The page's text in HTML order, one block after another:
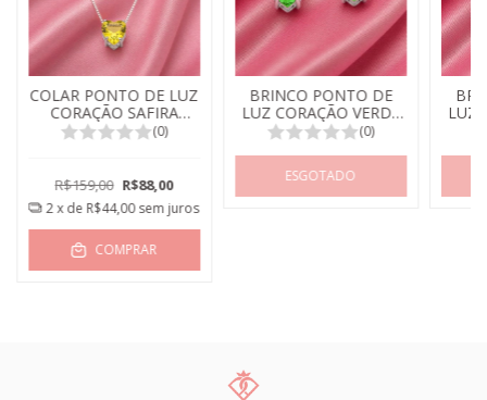
COLAR PONTO DE LUZ
CORAÇÃO SAFIRA
AMARELA (0)
R$159,00 R$88,00
2 x de R$44,00 sem juros
COMPRAR
BRINCO PONTO DE
LUZ CORAÇÃO VERDE
ESMERALDA(0)
ESGOTADO
LUZ